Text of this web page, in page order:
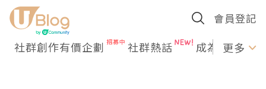
會員登記
社群創作有價企劃 社群熱話 成為U更多